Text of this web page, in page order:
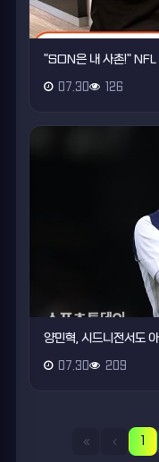
"SON은 내 사촌!" NFL
07.30 126
양민혁, 시드니전서도
07.30 209